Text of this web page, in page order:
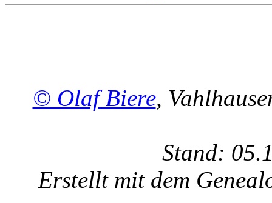
© Olaf Biere,
Stand:
Erstellt mit dem